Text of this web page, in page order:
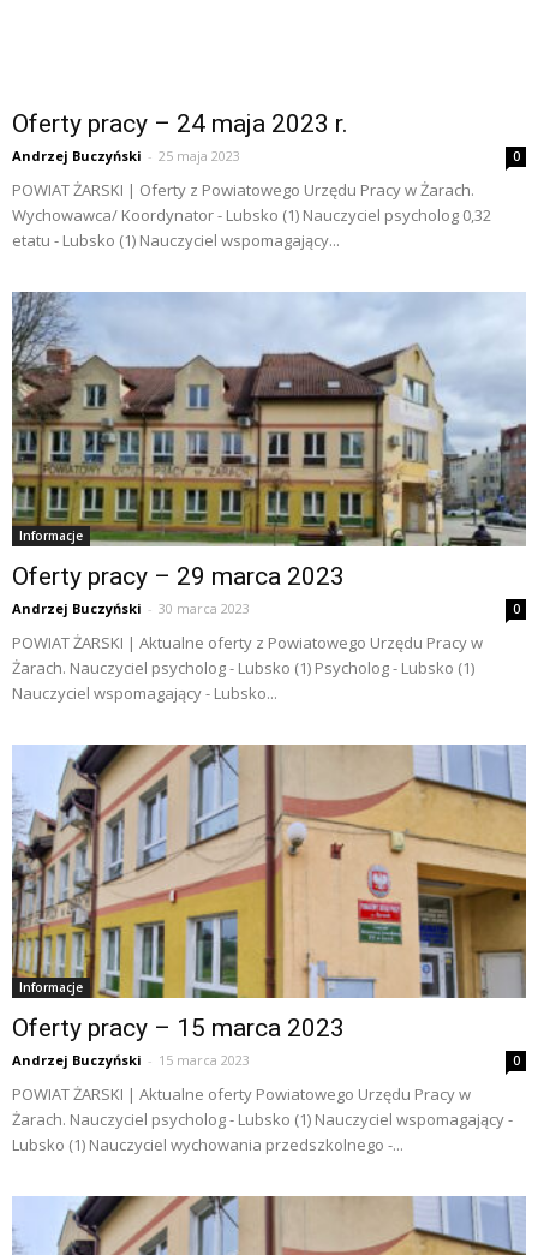
Oferty pracy – 24 maja 2023 r.
Andrzej Buczyński - 25 maja 2023 0
POWIAT ŻARSKI | Oferty z Powiatowego Urzędu Pracy w Żarach.
Wychowawca/ Koordynator - Lubsko (1) Nauczyciel psycholog 0,32
etatu - Lubsko (1) Nauczyciel wspomagający...
Informacje
Oferty pracy – 29 marca 2023
Andrzej Buczyński - 30 marca 2023 0
POWIAT ŻARSKI | Aktualne oferty z Powiatowego Urzędu Pracy w
Żarach. Nauczyciel psycholog - Lubsko (1) Psycholog - Lubsko (1)
Nauczyciel wspomagający - Lubsko...
Informacje
Oferty pracy – 15 marca 2023
Andrzej Buczyński - 15 marca 2023 0
POWIAT ŻARSKI | Aktualne oferty Powiatowego Urzędu Pracy w
Żarach. Nauczyciel psycholog - Lubsko (1) Nauczyciel wspomagający -
Lubsko (1) Nauczyciel wychowania przedszkolnego -...